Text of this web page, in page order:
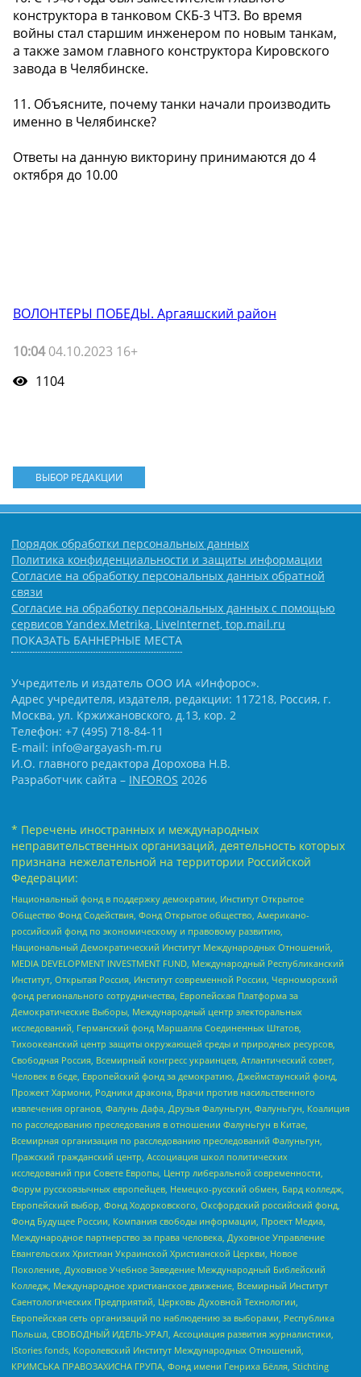
конструктора в танковом СКБ-3 ЧТЗ. Во время
войны стал старшим инженером по новым танкам,
а также замом главного конструктора Кировского
завода в Челябинске.
11. Объясните, почему танки начали производить
именно в Челябинске?
Ответы на данную викторину принимаются до 4
октября до 10.00
ВОЛОНТЕРЫ ПОБЕДЫ. Аргаяшский район
10:0404.10.2023 16+
1104
ВЫБОР РЕДАКЦИИ
Порядок обработки персональных данных
Политика конфиденциальности и защиты информации
Согласие на обработку персональных данных обратной
связи
Согласие на обработку персональных данных с помощью
сервисов Yandex.Metrika, LiveInternet, top.mail.ru
ПОКАЗАТЬ БАННЕРНЫЕ МЕСТА
Учредитель и издатель ООО ИА «Инфорос».
Адрес учредителя, издателя, редакции: 117218, Россия, г.
Москва, ул. Кржижановского, д.13, кор. 2
Телефон: +7 (495) 718-84-11
E-mail: info@argayash-m.ru
И.О. главного редактора Дорохова Н.В.
Разработчик сайта – INFOROS 2026
* Перечень иностранных и международных
неправительственных организаций, деятельность которых
признана нежелательной на территории Российской
Федерации:
Национальный фонд в поддержку демократии, Институт Открытое
Общество Фонд Содействия, Фонд Открытое общество, Американо-
российский фонд по экономическому и правовому развитию,
Национальный Демократический Институт Международных Отношений,
MEDIA DEVELOPMENT INVESTMENT FUND, Международный Республиканский
Институт, Открытая Россия, Институт современной России, Черноморский
фонд регионального сотрудничества, Европейская Платформа за
Демократические Выборы, Международный центр электоральных
исследований, Германский фонд Маршалла Соединенных Штатов,
Тихоокеанский центр защиты окружающей среды и природных ресурсов,
Свободная Россия, Всемирный конгресс украинцев, Атлантический совет,
Человек в беде, Европейский фонд за демократию, Джеймстаунский фонд,
Прожект Хармони, Родники дракона, Врачи против насильственного
извлечения органов, Фалунь Дафа, Друзья Фалуньгун, Фалуньгун, Коалиция
по расследованию преследования в отношении Фалуньгун в Китае,
Всемирная организация по расследованию преследований Фалуньгун,
Пражский гражданский центр, Ассоциация школ политических
исследований при Совете Европы, Центр либеральной современности,
Форум русскоязычных европейцев, Немецко-русский обмен, Бард колледж,
Европейский выбор, Фонд Ходорковского, Оксфордский российский фонд,
Фонд Будущее России, Компания свободы информации, Проект Медиа,
Международное партнерство за права человека, Духовное Управление
Евангельских Христиан Украинской Христианской Церкви, Новое
Поколение, Духовное Учебное Заведение Международный Библейский
Колледж, Международное христианское движение, Всемирный Институт
Саентологических Предприятий, Церковь Духовной Технологии,
Европейская сеть организаций по наблюдению за выборами, Республика
Польша, СВОБОДНЫЙ ИДЕЛЬ-УРАЛ, Ассоциация развития журналистики,
IStories fonds, Королевский Институт Международных Отношений,
КРИМСЬКА ПРАВОЗАХИСНА ГРУПА, Фонд имени Генриха Бёлля, Stichting